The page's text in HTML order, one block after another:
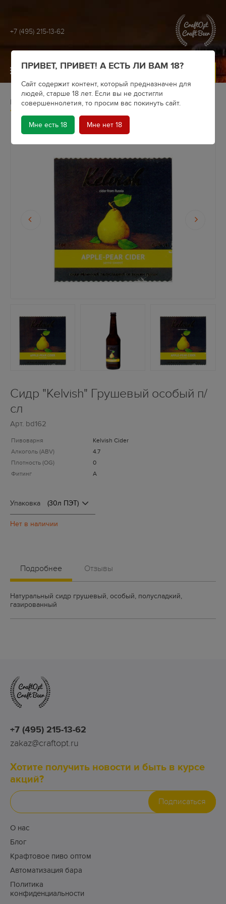
+7 (495) 215-13-62
МЕНЮ
Главная Архив
Kelvish Cider
Сидр "Kelvish" Грушевый особый п/
сл
Арт. bd162
Пивоварня
Kelvish Cider
Алкоголь (ABV)
4.7
Плотность (OG)
0
Фитинг
А
Упаковка
Подробнее Отзывы
Натуральный сидр грушевый, особый, полусладкий,
газированный
+7 (495) 215-13-62
zakaz@craftopt.ru
Хотите получить новости и быть в курсе
акций?
Подписаться
О нас
Блог
Крафтовое пиво оптом
Автоматизация бара
Политика
конфиденциальности
ПРИВЕТ, ПРИВЕТ! А ЕСТЬ ЛИ ВАМ 18?
Сайт содержит контент, который предназначен для
людей, старше 18 лет. Если вы не достигли
совершеннолетия, то просим вас покинуть сайт.
Мне есть 18 Мне нет 18